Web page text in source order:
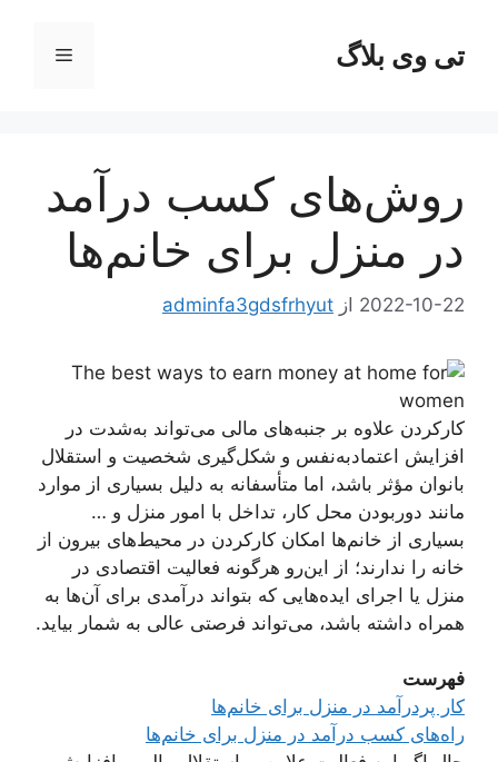
محتواتی وی بلاگ فهرست
روش‌های کسب درآمد
در منزل برای خانم‌ها
2022-10-22 از adminfa3gdsfrhyut
کارکردن علاوه‌ بر جنبه‌های مالی می‌تواند به‌شدت در
افزایش اعتمادبه‌نفس و شکل‌گیری شخصیت و استقلال
بانوان مؤثر باشد، اما متأسفانه به دلیل بسیاری از موارد
مانند دوربودن محل کار، تداخل با امور منزل و …
بسیاری از خانم‌ها امکان کارکردن در محیط‌های بیرون از
خانه را ندارند؛ از این‌رو هرگونه فعالیت اقتصادی در
منزل یا اجرای ایده‌هایی که بتواند درآمدی برای آن‌ها به
همراه داشته باشد، می‌تواند فرصتی عالی به شمار بیاید.
فهرست
کار پردرآمد در منزل برای خانم‌ها
راه‌های کسب درآمد در منزل برای خانم‌ها